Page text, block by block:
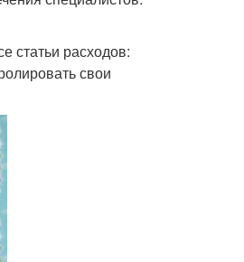
статьи расходов:
свои